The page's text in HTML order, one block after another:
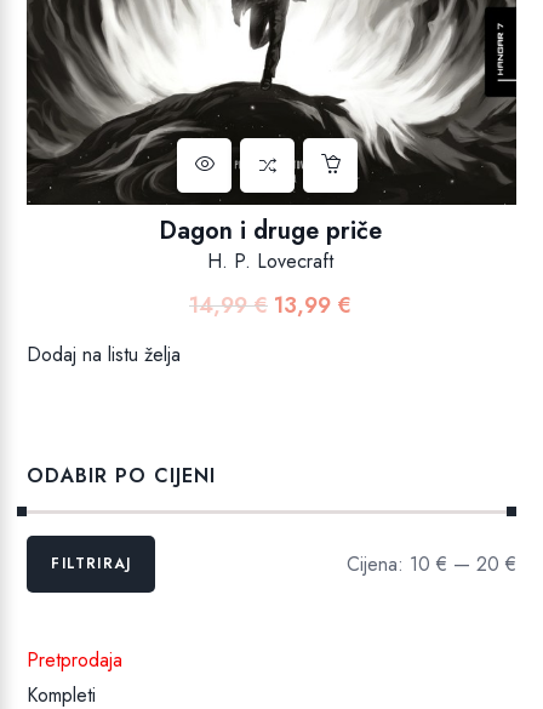
Dagon i druge priče
H. P. Lovecraft
14,99€ Izvorna
13,99 €
Dodaj na listu želja
ODABIR PO CIJENI
Min
MaksFILTRIRAJ Cijena: 10 € — 20 €
Pretprodaja
Kompleti